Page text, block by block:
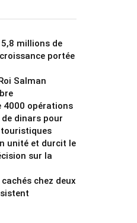
millions de
portée
Salman
4000 opérations
dinars pour
unité et durcit le
sur la
chez deux